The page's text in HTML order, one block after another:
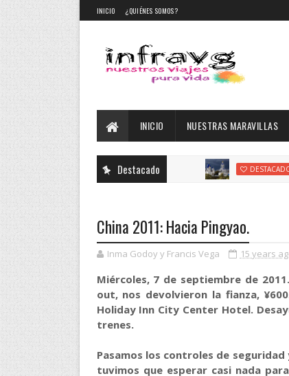
INICIO ¿QUIÉNES SOMOS?
INICIO NUESTRAS MARAVILLAS
Destacado DESTACADO Rusia
China 2011: Hacia Pingyao.
Inma Godoy y Francis Vega 15 years
Miércoles, 7 de septiembre de
out, nos devolvieron la fianza,
Holiday Inn City Center Hotel.
trenes.
Pasamos los controles de
tuvimos que esperar casi nada